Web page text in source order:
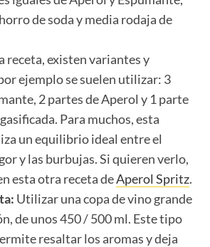
de soda y media rodaja de
receta, existen variantes y
ejemplo se suelen utilizar: 3
2 partes de Aperol y 1 parte
Para muchos, esta
un equilibrio ideal entre el
y las burbujas. Si quieren verlo,
esta otra receta deAperol Spritz.
Utilizar una copa de vino grande
de unos 450 / 500 ml. Este tipo
resaltar los aromas y deja